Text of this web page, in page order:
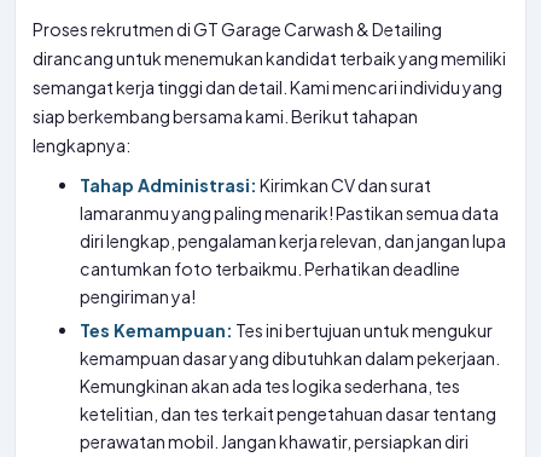
Proses rekrutmen di GT Garage Carwash & Detailing
dirancang untuk menemukan kandidat terbaik yang memiliki
semangat kerja tinggi dan detail. Kami mencari individu yang
siap berkembang bersama kami. Berikut tahapan
lengkapnya:
Tahap Administrasi: Kirimkan CV dan surat
lamaranmu yang paling menarik! Pastikan semua data
diri lengkap, pengalaman kerja relevan, dan jangan lupa
cantumkan foto terbaikmu. Perhatikan deadline
pengiriman ya!
Tes Kemampuan: Tes ini bertujuan untuk mengukur
kemampuan dasar yang dibutuhkan dalam pekerjaan.
Kemungkinan akan ada tes logika sederhana, tes
ketelitian, dan tes terkait pengetahuan dasar tentang
perawatan mobil. Jangan khawatir, persiapkan diri